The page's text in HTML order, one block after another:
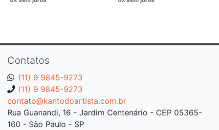
Contatos
(11) 9 9845-9273
(11) 9 9845-9273
contato@kantodoartista.com.br
Rua Guanandi, 16 - Jardim Centenário - CEP 05365-
160 - São Paulo - SP